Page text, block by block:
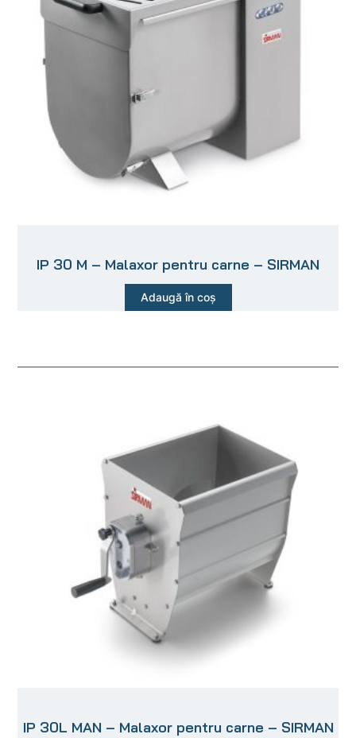
IP 30 M – Malaxor pentru carne – SIRMAN
Adaugă în coș
IP 30L MAN – Malaxor pentru carne – SIRMAN